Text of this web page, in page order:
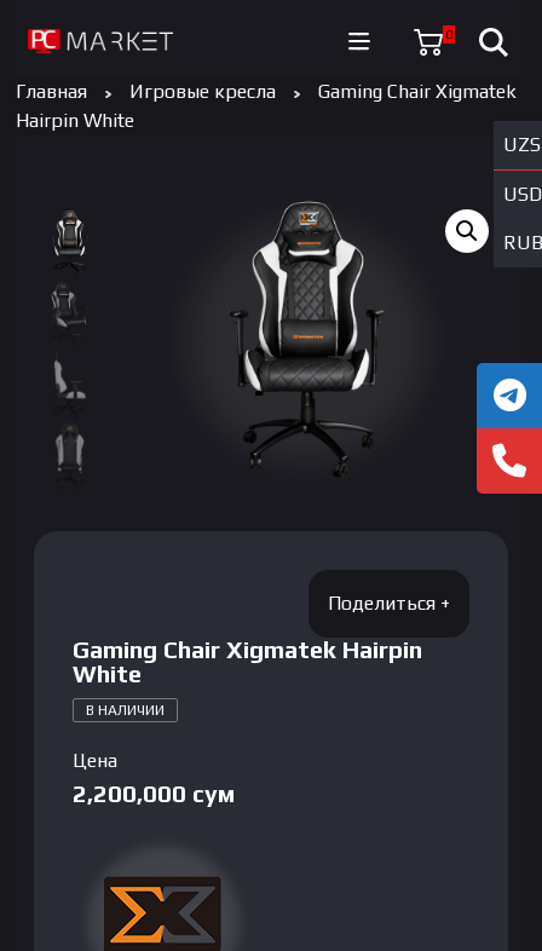
0
UZS
USD
RUB
Главная Игровые кресла
Gaming Chair Xigmatek
Hairpin White
Gaming Chair Xigmatek Hairpin
White
В НАЛИЧИИ
Цена
2,200,000 сум